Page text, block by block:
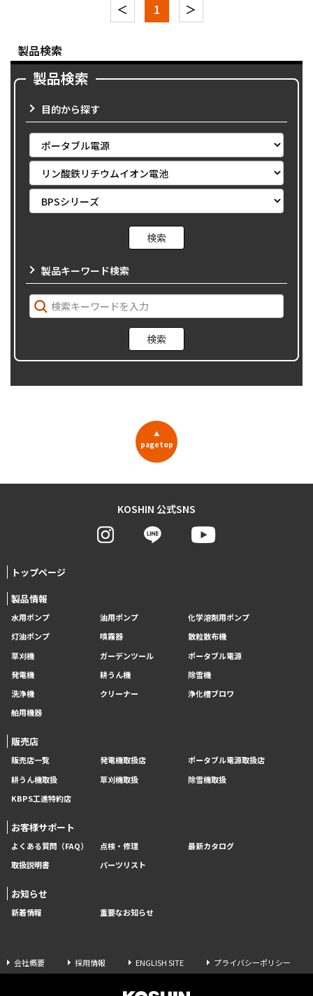
＜ 1 ＞
製品検索
製品検索
目的から探す
製品キーワード検索
▲
pagetop
KOSHIN 公式SNS
トップページ
製品情報
水用ポンプ 油用ポンプ
化学溶剤用ポンプ
灯油ポンプ
噴霧器
散粒散布機
草刈機
ガーデンツール
ポータブル電源
発電機
耕うん機
除雪機
洗浄機
クリーナー
浄化槽ブロワ
舶用機器
販売店
販売店一覧 発電機取扱店
ポータブル電源取扱店
耕うん機取扱
草刈機取扱
除雪機取扱
KBPS工進特約店
お客様サポート
よくある質問（FAQ） 点検・修理
最新カタログ
取扱説明書
パーツリスト
お知らせ
新着情報 重要なお知らせ
会社概要 採用情報 ENGLISH SITE プライバシーポリシー